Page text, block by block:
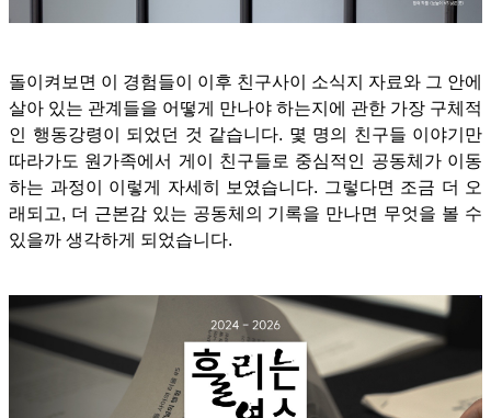
돌이켜보면 이 경험들이 이후 친구사이 소식지 자료와 그 안에
살아 있는 관계들을 어떻게 만나야 하는지에 관한 가장 구체적
인 행동강령이 되었던 것 같습니다. 몇 명의 친구들 이야기만
따라가도 원가족에서 게이 친구들로 중심적인 공동체가 이동
하는 과정이 이렇게 자세히 보였습니다. 그렇다면 조금 더 오
래되고, 더 근본감 있는 공동체의 기록을 만나면 무엇을 볼 수
있을까 생각하게 되었습니다.